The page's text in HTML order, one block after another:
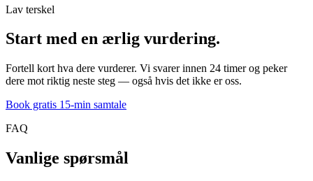
Lav terskel
Start med en ærlig vurdering.
Fortell kort hva dere vurderer. Vi svarer innen 24 timer og peker
dere mot riktig neste steg — også hvis det ikke er oss.
Book gratis 15-min samtale
FAQ
Vanlige spørsmål